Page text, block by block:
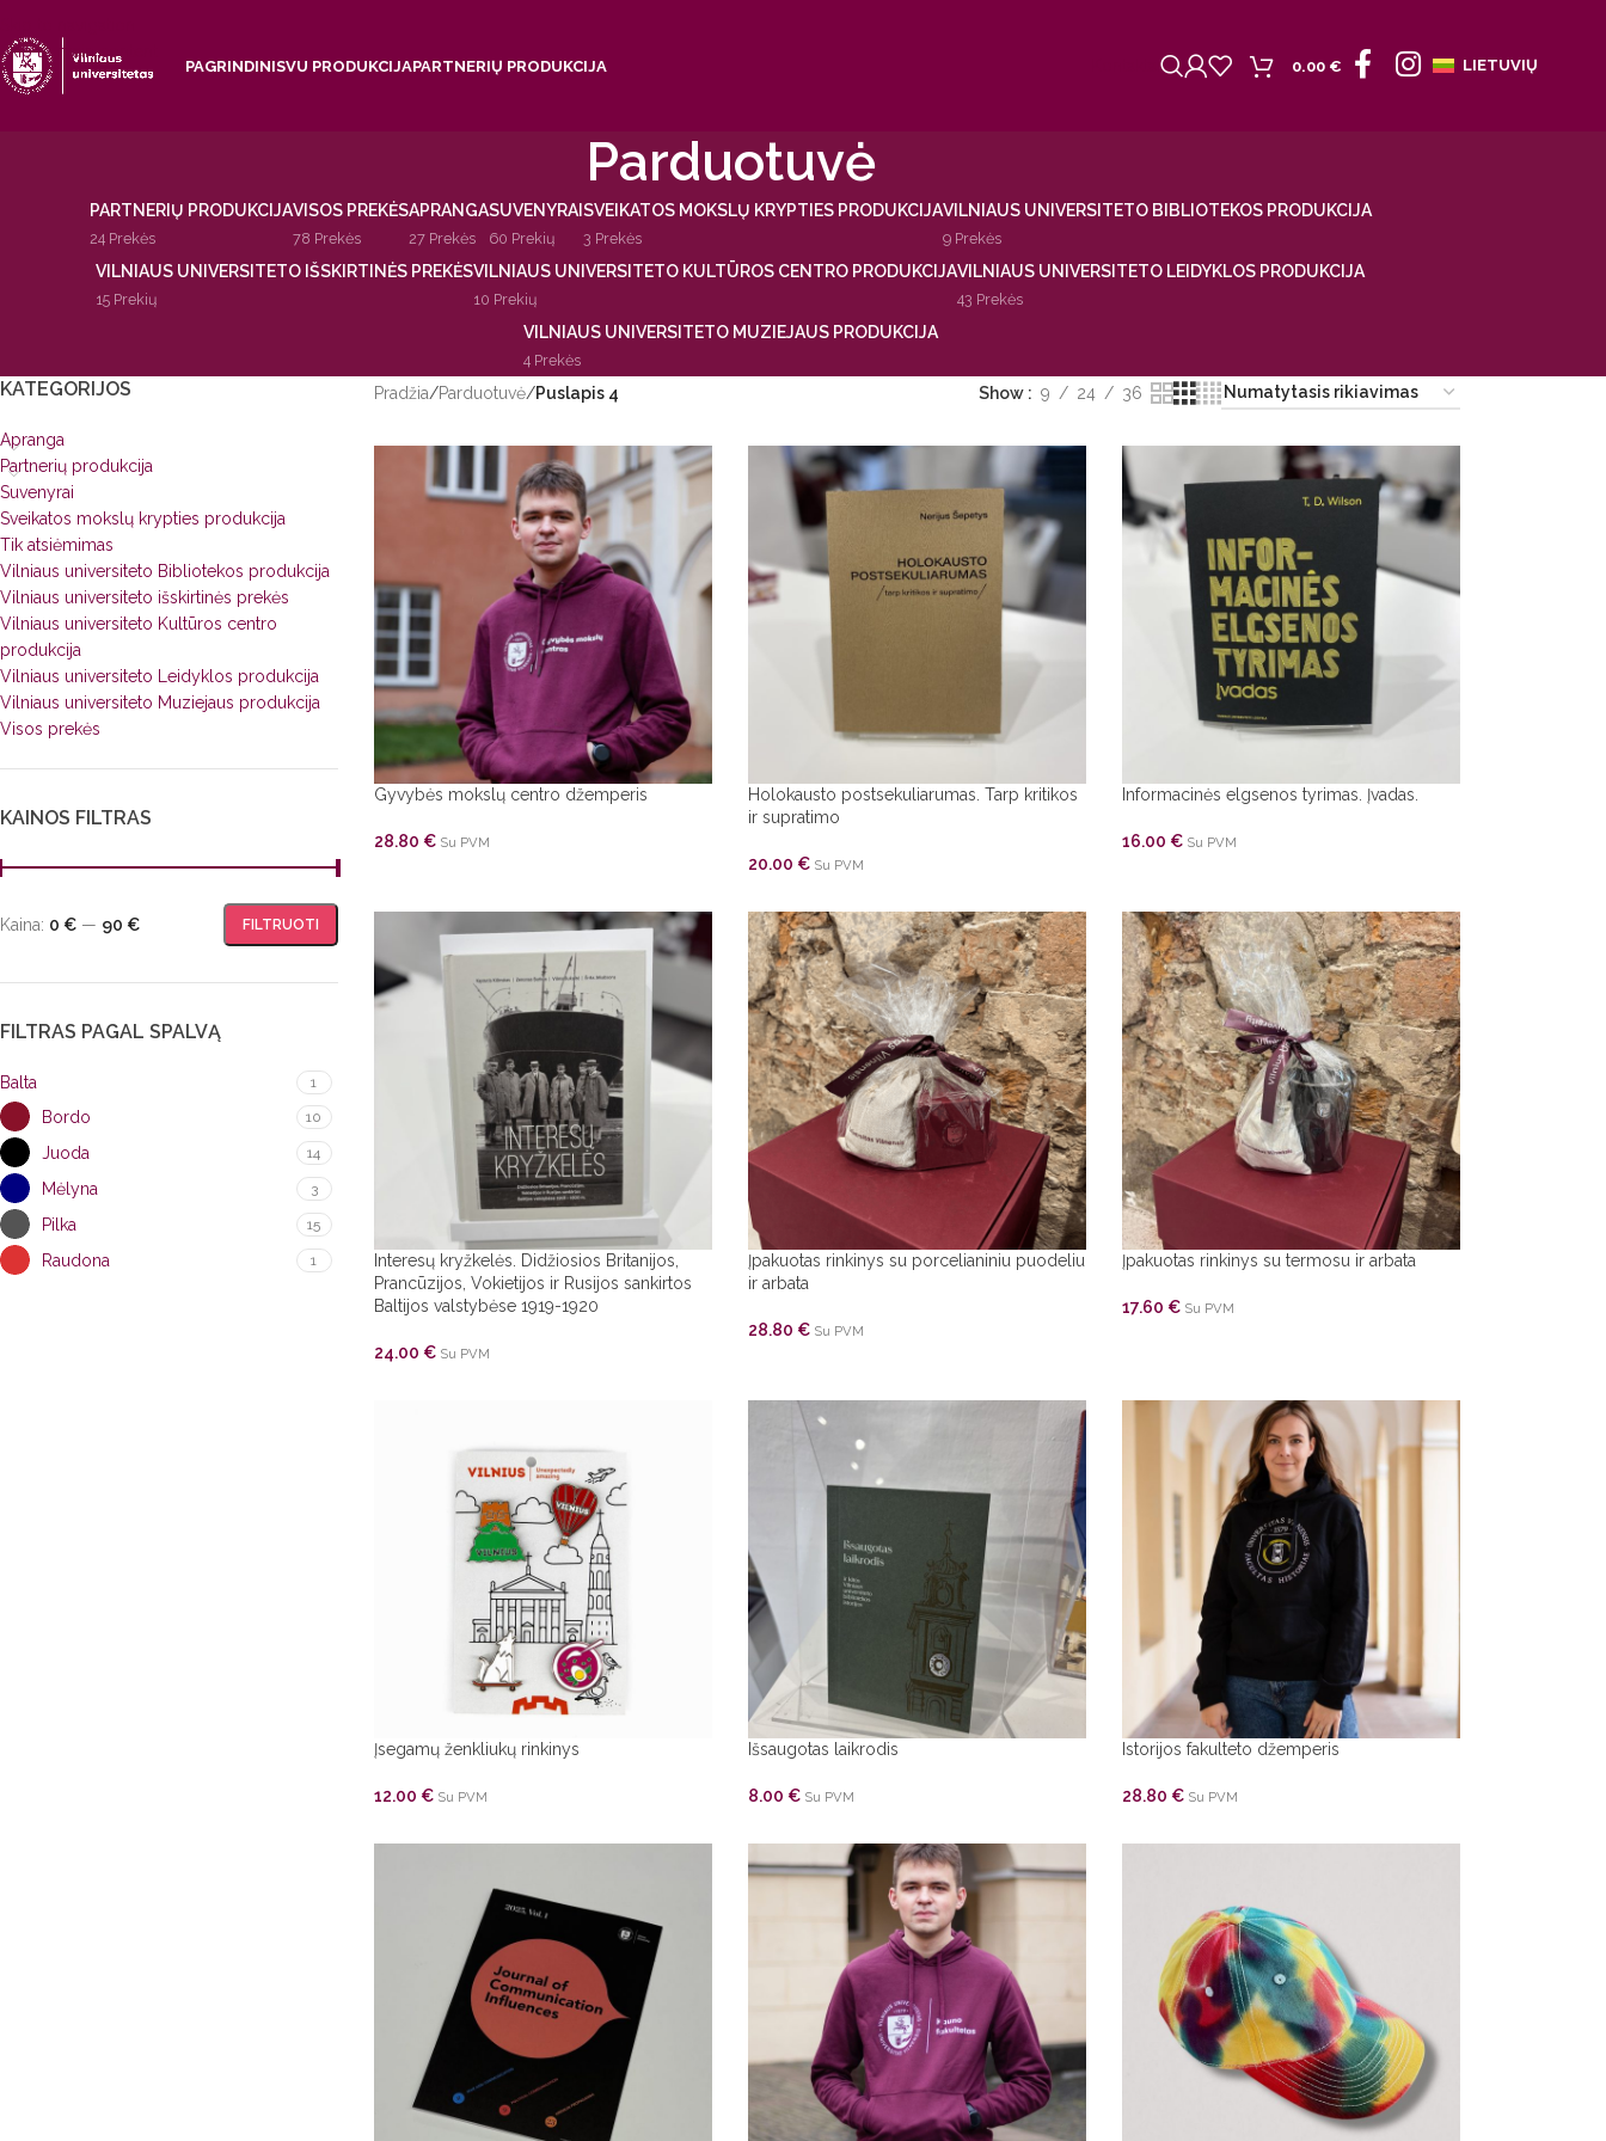
Skip to main content
PAGRINDINISVU PRODUKCIJAPARTNERIŲ PRODUKCIJA 0.00 € LIETUVIŲ
Parduotuvė
PARTNERIŲ PRODUKCIJA
24 Prekės
VISOS PREKĖS
78 Prekės
APRANGA
27 Prekės
SUVENYRAI
60 Prekių
SVEIKATOS MOKSLŲ KRYPTIES PRODUKCIJA
3 Prekės
VILNIAUS UNIVERSITETO BIBLIOTEKOS PRODUKCIJA
9 Prekės
VILNIAUS UNIVERSITETO IŠSKIRTINĖS PREKĖS
15 Prekių
VILNIAUS UNIVERSITETO KULTŪROS CENTRO PRODUKCIJA
10 Prekių
VILNIAUS UNIVERSITETO LEIDYKLOS PRODUKCIJA
43 Prekės
VILNIAUS UNIVERSITETO MUZIEJAUS PRODUKCIJA
4 Prekės
KATEGORIJOS
Apranga
Partnerių produkcija
Suvenyrai
Sveikatos mokslų krypties produkcija
Tik atsiėmimas
Vilniaus universiteto Bibliotekos produkcija
Vilniaus universiteto išskirtinės prekės
Vilniaus universiteto Kultūros centro
produkcija
Vilniaus universiteto Leidyklos produkcija
Vilniaus universiteto Muziejaus produkcija
Visos prekės
KAINOS FILTRAS
FILTRUOTI
Kaina: 0 € — 90 €
FILTRAS PAGAL SPALVĄ
Balta 1
Bordo 10
Juoda 14
Mėlyna 3
Pilka 15
Raudona 1
Pradžia/Parduotuvė/Puslapis 4 Show 9 24 36
Gyvybės mokslų centro džemperis
28.80 € Su PVM
Holokausto postsekuliarumas. Tarp kritikos
ir supratimo
20.00 € Su PVM
Informacinės elgsenos tyrimas. Įvadas.
16.00 € Su PVM
Interesų kryžkelės. Didžiosios Britanijos,
Prancūzijos, Vokietijos ir Rusijos sankirtos
Baltijos valstybėse 1919-1920
24.00 € Su PVM
Įpakuotas rinkinys su porcelianiniu puodeliu
ir arbata
28.80 € Su PVM
Įpakuotas rinkinys su termosu ir arbata
17.60 € Su PVM
Įsegamų ženkliukų rinkinys
12.00 € Su PVM
Išsaugotas laikrodis
8.00 € Su PVM
Istorijos fakulteto džemperis
28.80 € Su PVM